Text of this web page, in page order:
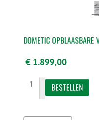
DOMETIC
€ 1.899,00